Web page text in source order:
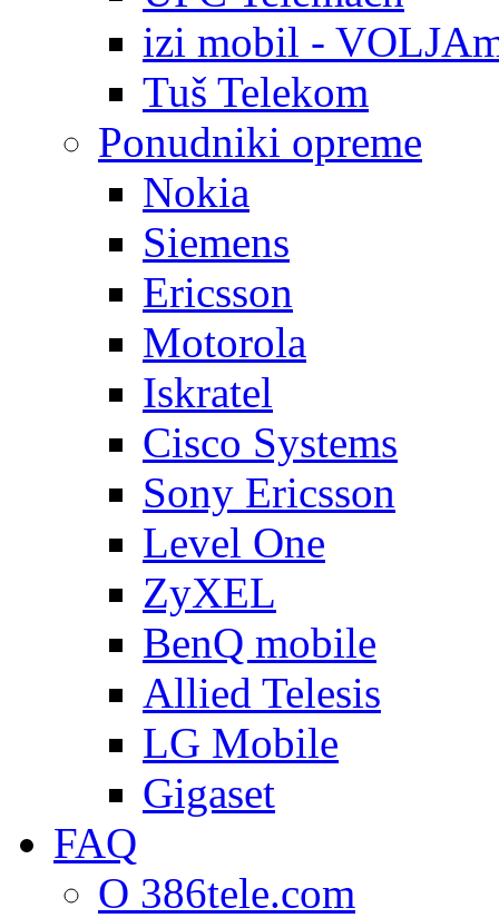
izi mobil -
Tuš Telekom
Ponudniki opreme
Nokia
Siemens
Ericsson
Motorola
Iskratel
Cisco Systems
Sony Ericsson
Level One
ZyXEL
BenQ mobile
Allied Telesis
LG Mobile
Gigaset
FAQ
O 386tele.com